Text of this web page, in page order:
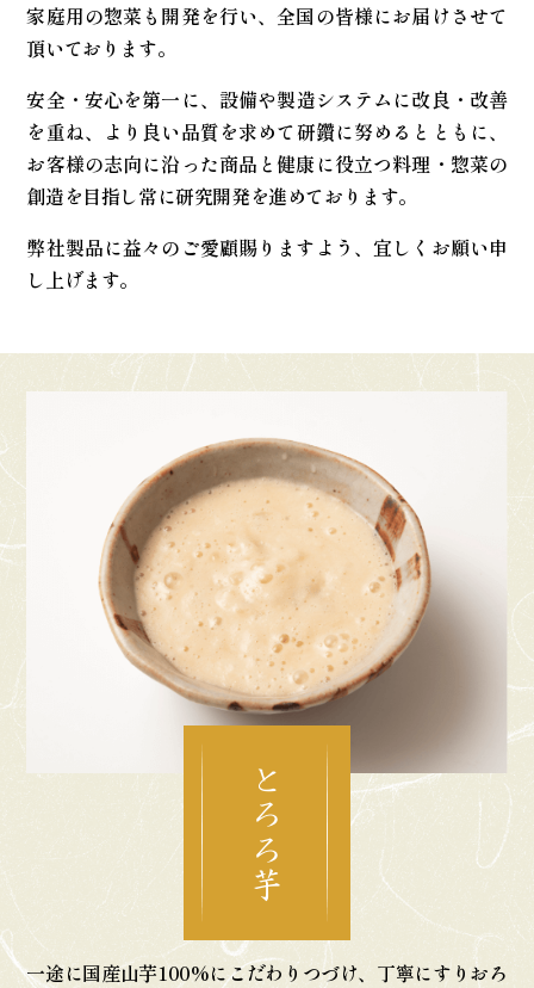
家庭用の惣菜も開発を行い、全国の皆様にお届けさせて
頂いております。
安全・安心を第一に、 設備や製造システムに改良・改善
を重ね、 より良い品質を求めて研鑽に努めるとともに、
お客様の志向に沿った商品と健康に役立つ料理・惣菜の
創造を目指し常に研究開発を進めております。
弊社製品に益々のご愛顧賜りますよう、 宜しくお願い申
し上げます。
とろろ芋
一途に国産山芋100%にこだわりつづけ、 丁寧にすりおろ